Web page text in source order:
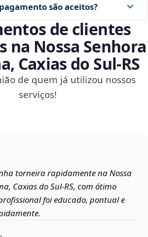
são aceitos?
de clientes
na Nossa Senhora
Caxias do Sul‑RS
de quem já utilizou nossos
serviços!
torneira rapidamente na Nossa
Caxias do Sul‑RS, com ótimo
foi educado, pontual e